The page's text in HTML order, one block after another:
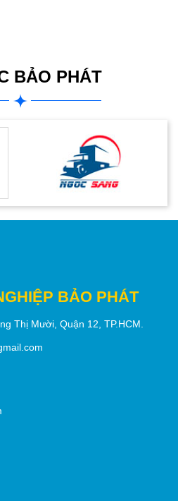
BẢO PHÁT
BẢO PHÁT
Thị Mười, Quận 12 , TP.HCM